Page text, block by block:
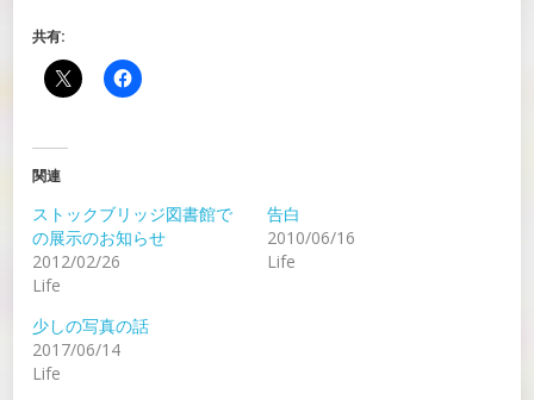
共有:
関連
ストックブリッジ図書館で
の展示のお知らせ
2012/02/26
Life
告白
2010/06/16
Life
少しの写真の話
2017/06/14
Life